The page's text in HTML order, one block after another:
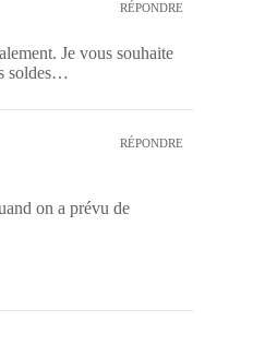
RÉPONDRE
Je vous souhaite
soldes…
RÉPONDRE
on a prévu de